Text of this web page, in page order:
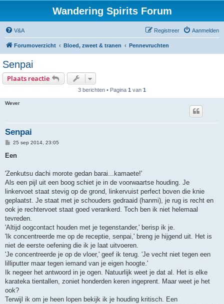
Wandering Spirits Forum
V&A Aanmelden
Registreer
Forumoverzicht Bloed, zweet & tranen Pennevruchten
Senpai
Plaats reactie
3 berichten • Pagina 1 van 1
Wever
Senpai
B
r
h
25 sep 2014, 23:05
Een
'Zenkutsu dachi morote gedan barai...kamaete!'
Als een pijl uit een boog schiet je in de voorwaartse houding. Je
linkervoet staat stevig op de grond, linkervuist perfect boven die knie
geplaatst. Je staat met je schouders gedraaid (hanmi), je rug is recht en
ook je rechtervoet staat goed verankerd. Toch ben ik niet helemaal
tevreden.
'Altijd oogcontact houden met je tegenstander,' berisp ik je.
'Ik concentreerde me op de receptie, senpai,' breng je hijgend uit. Het is
niet de eerste oefening die ik je laat uitvoeren.
'Je concentreerde je op de vloer,' geef ik terug. 'Je vecht niet tegen een
lilliputter maar tegen iemand van je eigen hoogte.'
Ik negeer het antwoord in je ogen. Natuurlijk weet je dat al. Het is elke
karateka tientallen, zoniet honderden keren ingeprent. Maar weet je het
ook?
Terwijl ik om je heen lopen bekijk ik je houding kritisch. Een